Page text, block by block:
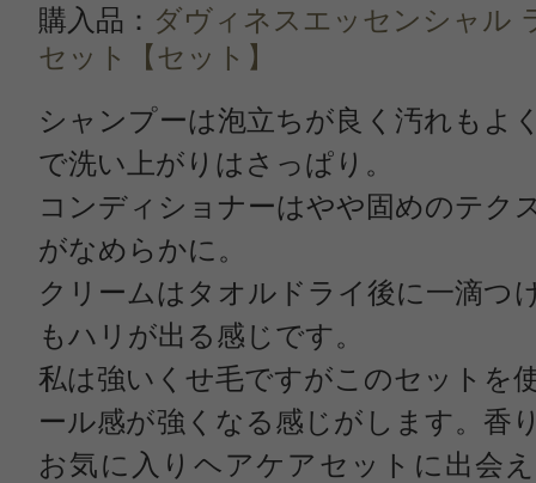
購入品： ダヴィネスエッセンシャル
セット【セット】
シャンプーは泡立ちが良く汚れもよ
で洗い上がりはさっぱり。
コンディショナーはやや固めのテク
がなめらかに。
クリームはタオルドライ後に一滴つ
もハリが出る感じです。
私は強いくせ毛ですがこのセットを
ール感が強くなる感じがします。香
お気に入りヘアケアセットに出会